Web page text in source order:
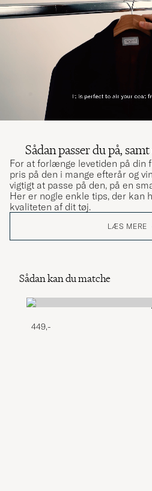
Sådan passer du på,
For at forlænge levetiden på din
pris på den i mange efterår og
vigtigt at passe på den, på en
Her er nogle enkle tips, der kan
kvaliteten af ​​dit tøj.
LÆS MERE
Sådan kan du matche
449,-